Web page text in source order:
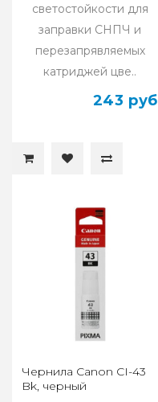
светостойкости для
заправки СНПЧ и
перезапрявляемых
катриджей цве..
243 руб
Чернила Canon CI-43
Bk, черный